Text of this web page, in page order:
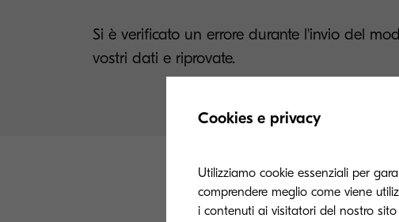
Si è verificato un errore durante l'invio del
vostri dati e riprovate.
Se non riuscite
Cookies e privacy
Utilizziamo cookie essenziali per
comprendere meglio come viene
i contenuti ai visitatori del nostro sito